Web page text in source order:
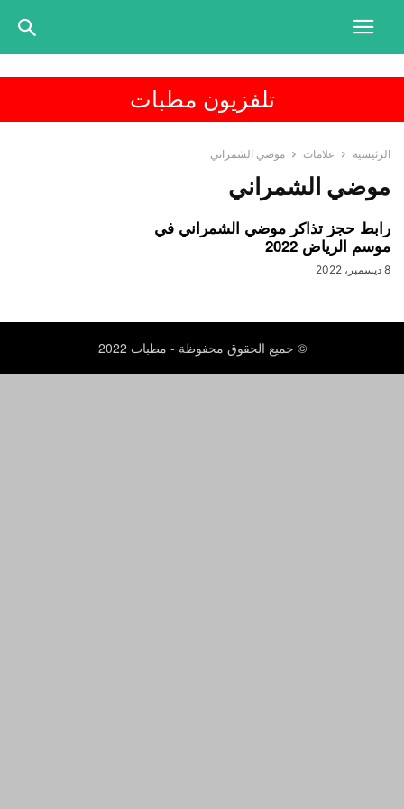
تلفزيون مطبات
الرئيسية علامات موضي الشمراني
موضي الشمراني
رابط حجز تذاكر موضي الشمراني في
موسم الرياض 2022
8 ديسمبر، 2022
© حميع الحقوق محفوظة - مطبات 2022